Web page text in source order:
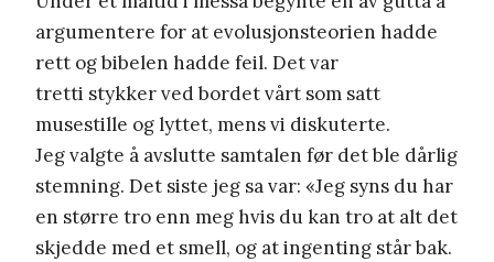
argumentere for at evolusjonsteorien hadde
rett og bibelen hadde feil. Det var
tretti stykker ved bordet vårt som satt
musestille og lyttet, mens vi diskuterte.
Jeg valgte å avslutte samtalen før det ble dårlig
stemning. Det siste jeg sa var: «Jeg syns du har
en større tro enn meg hvis du kan tro at alt det
skjedde med et smell, og at ingenting står bak.